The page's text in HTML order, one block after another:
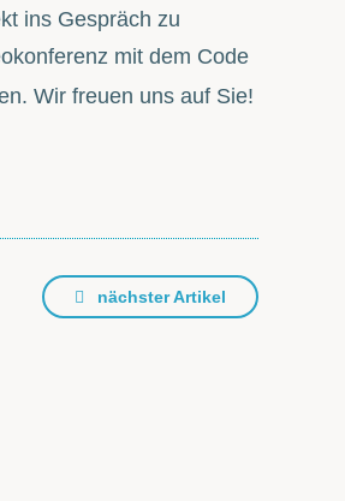
ins Gespräch zu
mit dem Code
Wir freuen uns auf Sie!
nächster Artikel